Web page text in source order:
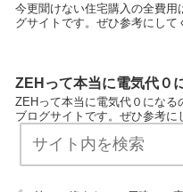
今更聞けない住宅購入の全費用
グサイトです。ぜひ参考にし
ZEHって本当に電気代０
ZEHって本当に電気代０にな
ブログサイトです。ぜひ参考